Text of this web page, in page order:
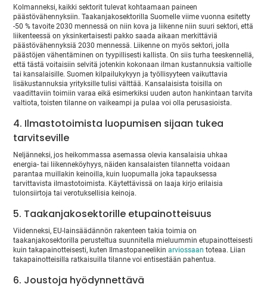
Kolmanneksi, kaikki sektorit tulevat kohtaamaan paineen
päästövähennyksiin. Taakanjakosektorilla Suomelle viime vuonna esitetty
-50 % tavoite 2030 mennessä on niin kova ja liikenne niin suuri sektori, että
liikenteessä on yksinkertaisesti pakko saada aikaan merkittäviä
päästövähennyksiä 2030 mennessä. Liikenne on myös sektori, jolla
päästöjen vähentäminen on tyypillisesti kallista. On siis turha teeskennellä,
että tästä voitaisiin selvitä jotenkin kokonaan ilman kustannuksia valtiolle
tai kansalaisille. Suomen kilpailukykyyn ja työllisyyteen vaikuttavia
lisäkustannuksia yrityksille tulisi välttää. Kansalaisista toisilla on
vaadittaviin toimiin varaa eikä esimerkiksi uuden auton hankintaan tarvita
valtiota, toisten tilanne on vaikeampi ja pulaa voi olla perusasioista.
4. Ilmastotoimista luopumisen sijaan tukea
tarvitseville
Neljänneksi, jos heikommassa asemassa olevia kansalaisia uhkaa
energia- tai liikenneköyhyys, näiden kansalaisten tilannetta voidaan
parantaa muillakin keinoilla, kuin luopumalla joka tapauksessa
tarvittavista ilmastotoimista. Käytettävissä on laaja kirjo erilaisia
tulonsiirtoja tai verotuksellisia keinoja.
5. Taakanjakosektorille etupainotteisuus
Viidenneksi, EU-lainsäädännön rakenteen takia toimia on
taakanjakosektorilla perusteltua suunnitella mieluummin etupainotteisesti
kuin takapainotteisesti, kuten Ilmastopaneelikinarviossaan toteaa. Liian
takapainotteisilla ratkaisuilla tilanne voi entisestään pahentua.
6. Joustoja hyödynnettävä